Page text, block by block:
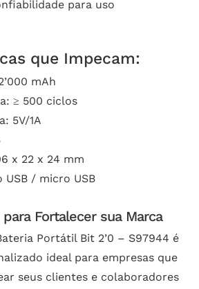
para uso
que Impecam:
mAh
≥ 500 ciclos
5V/1A
x 22 x 24 mm
USB / micro USB
Fortalecer sua Marca
Portátil Bit 2’0 – S97944 é
ideal para empresas que
seus clientes e colaboradores